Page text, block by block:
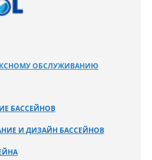
ОБСЛУЖИВАНИЮ
БАССЕЙНОВ
И ДИЗАЙН БАССЕЙНОВ